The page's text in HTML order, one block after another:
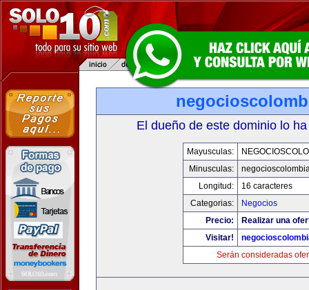
El dueño de este dominio lo
Mayusculas:
Minusculas:
Longitud:
16 caracteres
Categorias:
Negocios
Precio:
Realizar una
Visitar!
Serán consideradas